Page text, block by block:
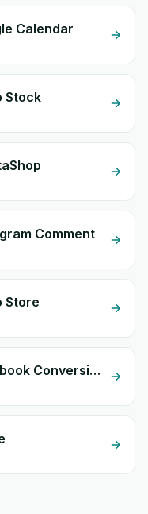
Calendar
Stock
Comment
Store
Zrexpress + Facebook Conversion API (CAPI)